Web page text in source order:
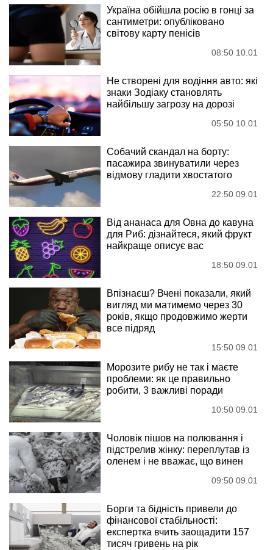
Україна обійшла росію в гонці за
сантиметри: опубліковано
світову карту пенісів
08:50 10.01
Не створені для водіння авто: які
знаки Зодіаку становлять
найбільшу загрозу на дорозі
05:50 10.01
Собачий скандал на борту:
пасажира звинуватили через
відмову гладити хвостатого
22:50 09.01
Від ананаса для Овна до кавуна
для Риб: дізнайтеся, який фрукт
найкраще описує вас
18:50 09.01
Впізнаєш? Вчені показали, який
вигляд ми матимемо через 30
років, якщо продовжимо жерти
все підряд
15:50 09.01
Морозите рибу не так і маєте
проблеми: як це правильно
робити, 3 важливі поради
10:50 09.01
Чоловік пішов на полювання і
підстрелив жінку: переплутав із
оленем і не вважає, що винен
09:50 09.01
Борги та бідність привели до
фінансової стабільності:
експертка вчить заощадити 157
тисяч гривень на рік